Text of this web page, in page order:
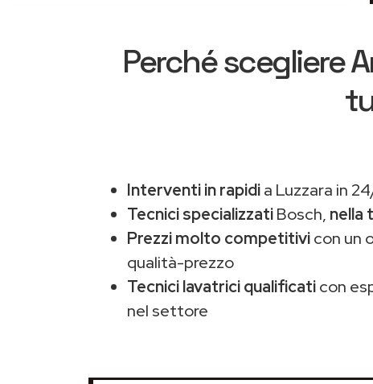
Perché scegliere
Interventi in rapidia Luzzara in
Tecnici specializzatiBosch, nella
Prezzi molto competitivicon un
qualità-prezzo
Tecnici lavatrici qualificaticon
nel settore